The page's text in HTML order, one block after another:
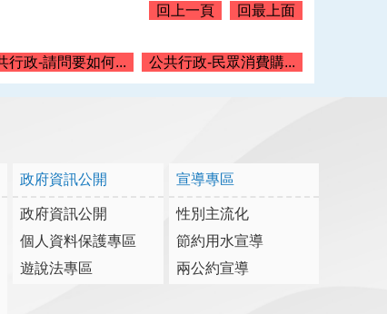
回上一頁 回最上面
行政-請問要如何... 公共行政-民眾消費購...
政府資訊公開
政府資訊公開
個人資料保護專區
遊說法專區
宣導專區
性別主流化
節約用水宣導
兩公約宣導